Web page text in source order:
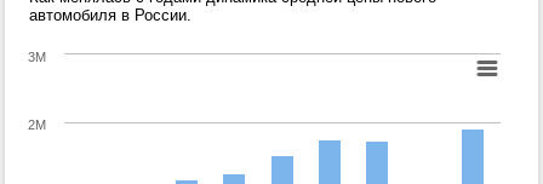
автомобиля в России.
2M
3M